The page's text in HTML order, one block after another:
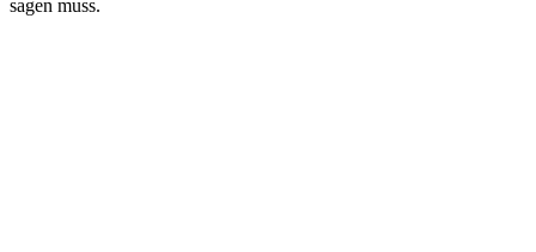
sagen muss.